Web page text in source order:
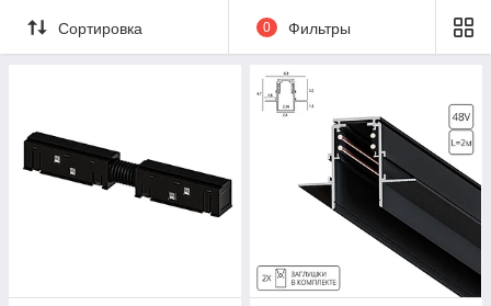
Как устроены магнитные трековые системы
Сортировка 0 Фильтры